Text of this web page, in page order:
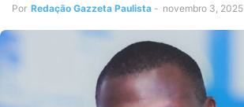
Por Redação Gazzeta Paulista - novembro 3, 2025